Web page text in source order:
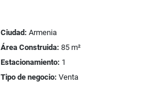
Ciudad: Armenia
Área Construida: 85 m²
Estacionamiento: 1
Tipo de negocio: Venta